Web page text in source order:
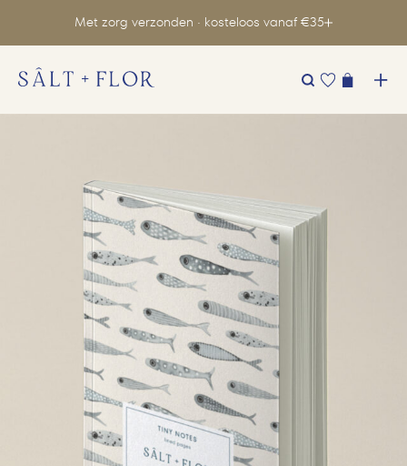
Met zorg verzonden · kosteloos vanaf €35
Zoeken